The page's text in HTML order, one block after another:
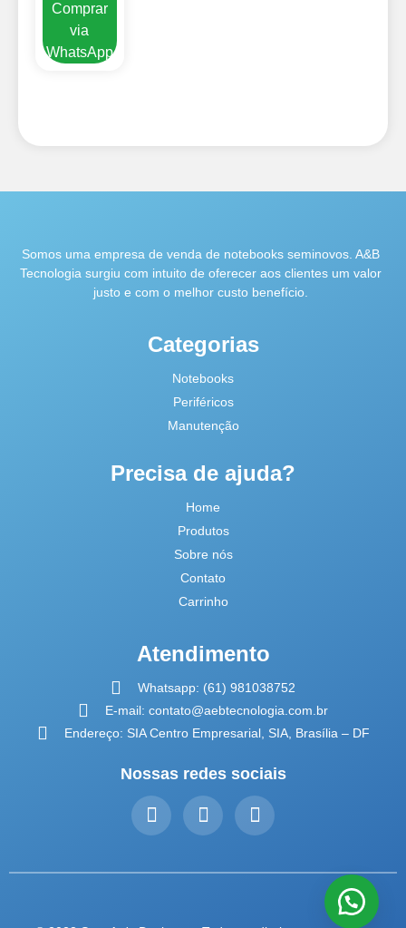
Comprar
via
WhatsApp
Somos uma empresa de venda de notebooks seminovos. A&B
Tecnologia surgiu com intuito de oferecer aos clientes um valor
justo e com o melhor custo benefício.
Categorias
Notebooks
Periféricos
Manutenção
Precisa de ajuda?
Home
Produtos
Sobre nós
Contato
Carrinho
Atendimento
Whatsapp: (61) 981038752
E-mail: contato@aebtecnologia.com.br
Endereço: SIA Centro Empresarial, SIA, Brasília – DF
Nossas redes sociais